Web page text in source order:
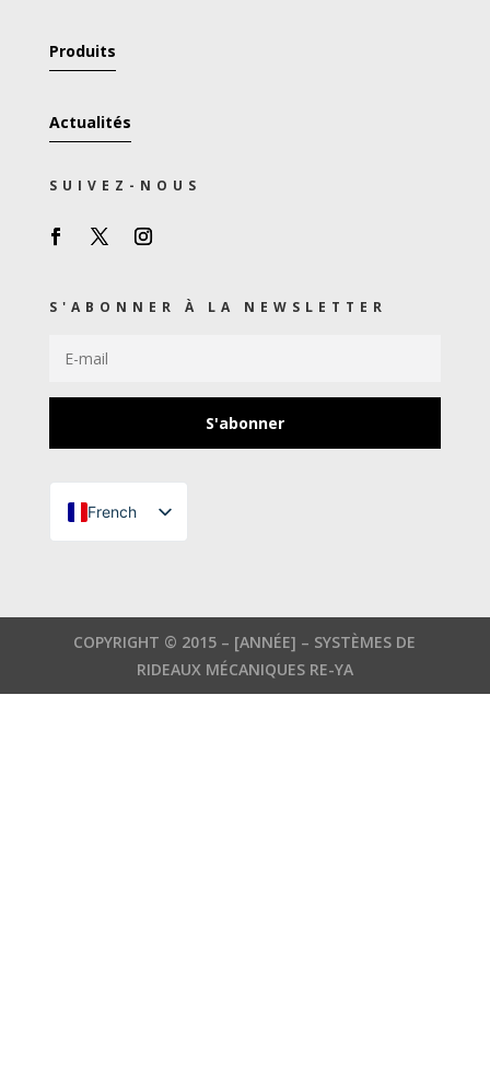
Produits
Actualités
SUIVEZ-NOUS
S'ABONNER À LA NEWSLETTER
S'abonner
French
German
COPYRIGHT © 2015 – [ANNÉE] – SYSTÈMES DE
RIDEAUX MÉCANIQUES RE-YA